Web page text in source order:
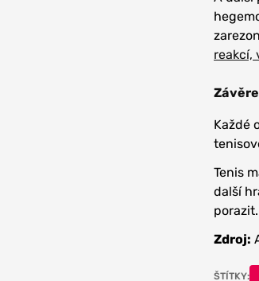
reakcí,
Každé
Tenis
další
porazit.
Zdroj:
ŠTÍTKY: